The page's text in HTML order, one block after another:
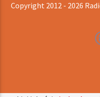
Copyright 2012 - 2026